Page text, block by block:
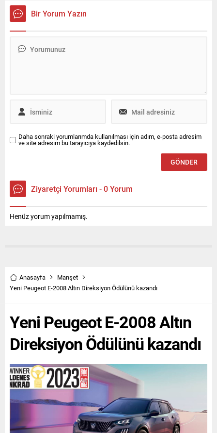
tarafından Türkiye’de temsil
edilen ve 35 ilde 100’den
2026 itibarıyla kurumsal ve
Bir Yorum Yazın
Daha sonraki yorumlarımda kullanılması için adım, e-posta adresim
ve site adresim bu tarayıcıya kaydedilsin.
Ziyaretçi Yorumları - 0 Yorum
Henüz yorum yapılmamış.
Anasayfa
Manşet
Yeni Peugeot E-2008 Altın Direksiyon Ödülünü kazandı
Yeni Peugeot E-2008 Altın
Direksiyon Ödülünü kazandı